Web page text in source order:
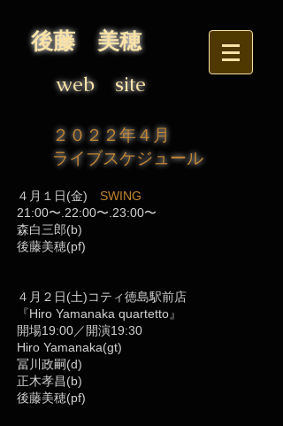
後藤 美穂
web site
２０２２年４月
ライブスケジュール
４月１日(金) SWING
21:00〜.22:00〜.23:00〜
森白三郎(b)
後藤美穂(pf)
４月２日(土)コティ徳島駅前店
『Hiro Yamanaka quartetto』
開場19:00／開演19:30
Hiro Yamanaka(gt)
冨川政嗣(d)
正木孝昌(b)
後藤美穂(pf)